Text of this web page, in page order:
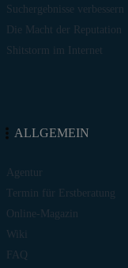
Suchergebnisse verbessern
Die Macht der Reputation
Shitstorm im Internet
ALLGEMEIN
Agentur
Termin für Erstberatung
Online-Magazin
Wiki
FAQ